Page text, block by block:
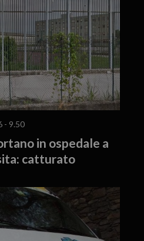
- 9.50
in ospedale a
catturato